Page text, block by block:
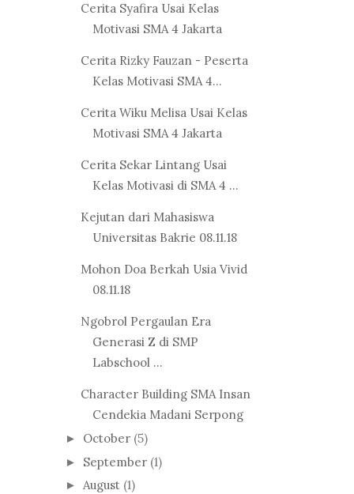
Cerita Syafira Usai Kelas
Motivasi SMA 4 Jakarta
Cerita Rizky Fauzan - Peserta
Kelas Motivasi SMA 4...
Cerita Wiku Melisa Usai Kelas
Motivasi SMA 4 Jakarta
Cerita Sekar Lintang Usai
Kelas Motivasi di SMA 4 ...
Kejutan dari Mahasiswa
Universitas Bakrie 08.11.18
Mohon Doa Berkah Usia Vivid
08.11.18
Ngobrol Pergaulan Era
Generasi Z di SMP
Labschool ...
Character Building SMA Insan
Cendekia Madani Serpong
► October (5)
► September (1)
► August (1)